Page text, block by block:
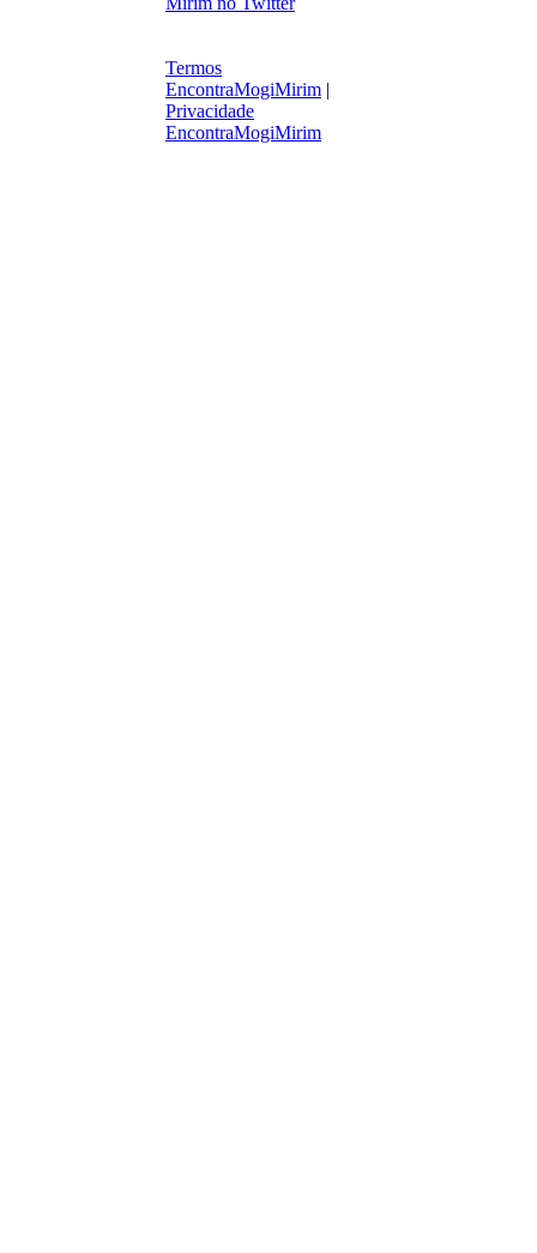
Termos
EncontraMogiMirim |
Privacidade
EncontraMogiMirim